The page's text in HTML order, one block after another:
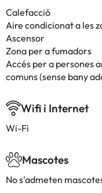
Calefacció
Aire condicionat a les
Ascensor
Zona per a fumadors
Accés per a persones
comuns (sense bany
Wifi i Internet
Wi-Fi
Mascotes
No s'admeten